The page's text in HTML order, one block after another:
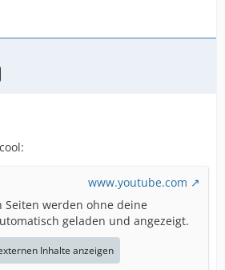
www.youtube.com
Seiten werden ohne deine
geladen und angezeigt.
Inhalte anzeigen